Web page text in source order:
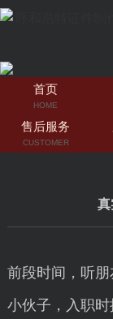
首页
HOME
售后服务
CUSTOMER
真
前段时间，听
小伙子，入职